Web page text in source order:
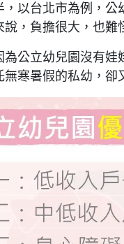
以台北市為例，
，負擔很大，也難
公立幼兒園沒有
寒暑假的私幼，卻